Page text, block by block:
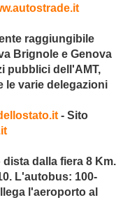
raggiungibile
Brignole e Genova
pubblici dell'AMT,
le varie delegazioni
- Sito
dalla fiera 8 Km.
L'autobus: 100-
l'aeroporto al